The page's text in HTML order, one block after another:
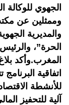
الجهوي للوكالة
وممثلين عن
والمديرية
الحرة”،
المغرب.وأكد
اتفاقية
للأنشطة
آلية للتحفيز